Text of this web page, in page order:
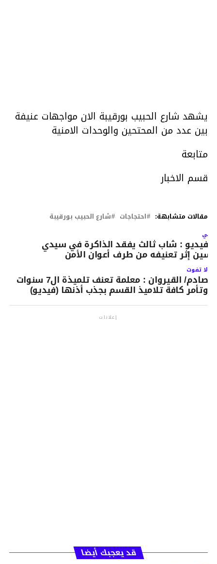
يشهد شارع الحبيب بورقيبة الان مواجهات عنيفة
بين عدد من المحتحين والوحدات الامنية
متابعة
قسم الاخبار
مقالات متشابهة: احتجاجات شارع الحبيب بورقيبة
: شاب ثالث يفقد الذاكرة في سيدي
إثر تعنيفه من طرف أعوان الأمن
لا تفوت
صادم/ القيروان : معلمة تعنف تلميذة ال7 سنوات
وتأمر كافة تلاميذ القسم بجذب أذنها (فيديو)
إعلانات
قد يعجبك أيضا